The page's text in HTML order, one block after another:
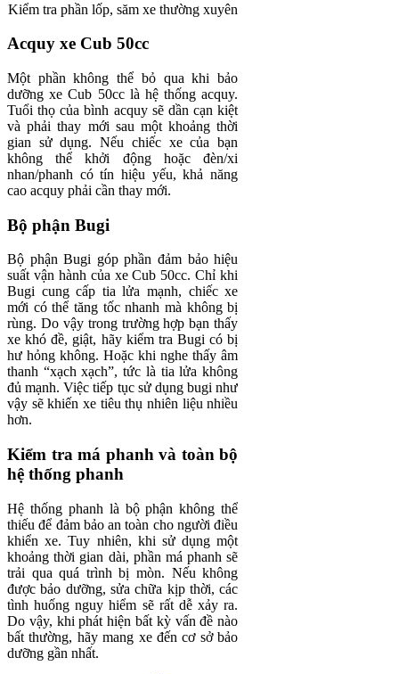
Kiểm tra phần lốp, săm xe thường xuyên
Acquy xe Cub 50cc
Một phần không thể bỏ qua khi bảo
dưỡng xe Cub 50cc là hệ thống acquy.
Tuổi thọ của bình acquy sẽ dần cạn kiệt
và phải thay mới sau một khoảng thời
gian sử dụng. Nếu chiếc xe của bạn
không thể khởi động hoặc đèn/xi
nhan/phanh có tín hiệu yếu, khả năng
cao acquy phải cần thay mới.
Bộ phận Bugi
Bộ phận Bugi góp phần đảm bảo hiệu
suất vận hành của xe Cub 50cc. Chỉ khi
Bugi cung cấp tia lửa mạnh, chiếc xe
mới có thể tăng tốc nhanh mà không bị
rùng. Do vậy trong trường hợp bạn thấy
xe khó đề, giật, hãy kiểm tra Bugi có bị
hư hỏng không. Hoặc khi nghe thấy âm
thanh “xạch xạch”, tức là tia lửa không
đủ mạnh. Việc tiếp tục sử dụng bugi như
vậy sẽ khiến xe tiêu thụ nhiên liệu nhiều
hơn.
Kiểm tra má phanh và toàn bộ
hệ thống phanh
Hệ thống phanh là bộ phận không thể
thiếu để đảm bảo an toàn cho người điều
khiển xe. Tuy nhiên, khi sử dụng một
khoảng thời gian dài, phần má phanh sẽ
trải qua quá trình bị mòn. Nếu không
được bảo dưỡng, sửa chữa kịp thời, các
tình huống nguy hiểm sẽ rất dễ xảy ra.
Do vậy, khi phát hiện bất kỳ vấn đề nào
bất thường, hãy mang xe đến cơ sở bảo
dưỡng gần nhất.